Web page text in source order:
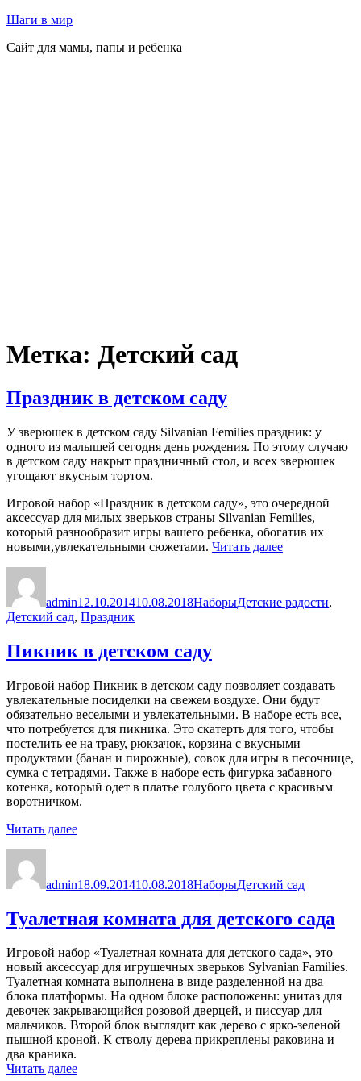
Перейти
содержимому
Шаги в мир
Сайт для мамы, папы и ребенка
Метка: Детский сад
Праздник в детском саду
У зверюшек в детском саду Silvanian Femilies праздник: у
одного из малышей сегодня день рождения. По этому случаю
в детском саду накрыт праздничный стол, и всех зверюшек
угощают вкусным тортом.
Игровой набор «Праздник в детском саду», это очередной
аксессуар для милых зверьков страны Silvanian Femilies,
который разнообразит игры вашего ребенка, обогатив их
новыми,увлекательными сюжетами. Читать далее«Праздник
admin12.10.201410.08.2018НаборыДетские радости,
Детский сад, Праздник
Пикник в детском саду
Игровой набор Пикник в детском саду позволяет создавать
увлекательные посиделки на свежем воздухе. Они будут
обязательно веселыми и увлекательными. В наборе есть все,
что потребуется для пикника. Это скатерть для того, чтобы
постелить ее на траву, рюкзачок, корзина с вкусными
продуктами (банан и пирожные), совок для игры в песочнице,
сумка с тетрадями. Также в наборе есть фигурка забавного
котенка, который одет в платье голубого цвета с красивым
воротничком.
Читать далее«Пикник
admin18.09.201410.08.2018НаборыДетский сад
Туалетная комната для детского сада
Игровой набор «Туалетная комната для детского сада», это
новый аксессуар для игрушечных зверьков Sylvanian Families.
Туалетная комната выполнена в виде разделенной на два
блока платформы. На одном блоке расположены: унитаз для
девочек закрывающийся розовой дверцей, и писсуар для
мальчиков. Второй блок выглядит как дерево с ярко-зеленой
пышной кроной. К стволу дерева прикреплены раковина и
два краника.
Читать далее«Туалетная